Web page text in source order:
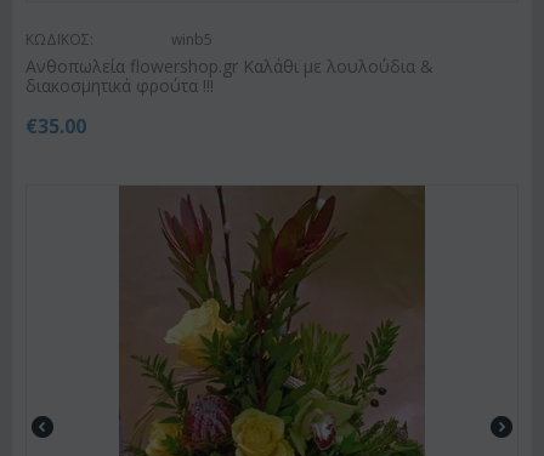
ΚΩΔΙΚΟΣ: winb5
Ανθοπωλεία flowershop.gr Καλάθι με λουλούδια &
διακοσμητικά φρούτα !!!
€35.00